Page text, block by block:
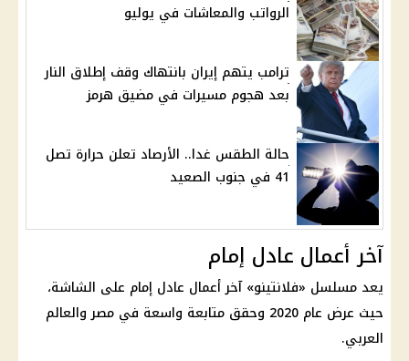
الرواتب والمعاشات في يوليو
ترامب يتهم إيران بانتهاك وقف إطلاق النار
بعد هجوم مسيرات في مضيق هرمز
حالة الطقس غدا.. الأرصاد تعلن حرارة تصل
41 في جنوب الصعيد
آخر أعمال عادل إمام
يعد مسلسل «فلانتينو» آخر أعمال عادل إمام على الشاشة،
حيث عرض عام 2020 وحقق متابعة واسعة في مصر والعالم
العربي.